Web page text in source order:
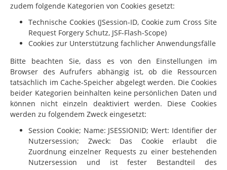
zudem folgende Kategorien von Cookies gesetzt:
Technische Cookies (JSession-ID, Cookie zum Cross Site
Request Forgery Schutz, JSF-Flash-Scope)
Cookies zur Unterstützung fachlicher Anwendungsfälle
Bitte beachten Sie, dass es von den Einstellungen im
Browser des Aufrufers abhängig ist, ob die Ressourcen
tatsächlich im Cache-Speicher abgelegt werden. Die Cookies
beider Kategorien beinhalten keine persönlichen Daten und
können nicht einzeln deaktiviert werden. Diese Cookies
werden zu folgendem Zweck eingesetzt:
Session Cookie; Name: JSESSIONID; Wert: Identifier der
Nutzersession; Zweck: Das Cookie erlaubt die
Zuordnung einzelner Requests zu einer bestehenden
Nutzersession und ist fester Bestandteil des